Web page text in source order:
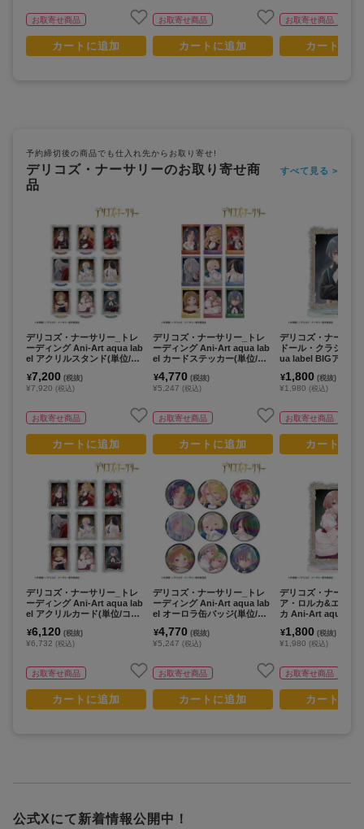
お取寄せ商品
カートに追加
お取寄せ商品
カートに追加
お取寄せ商品
カートに
予約締切後の商品でも仕入れ先からお取り寄せ!
デリコズ・ナーサリーのお取り寄せ商
品
すべて見る >
デリコズ・ナーサリー_トレ
ーディング Ani-Art aqua lab
el アクリルスタンド(単位/コ
ック入り】
¥7,200 (税抜)
¥7,920 (税込)
お取寄せ商品
カートに追加
デリコズ・ナーサリー_トレ
ーディング Ani-Art aqua lab
el アクリルカード(単位/コン
ク入り】
¥6,120 (税抜)
¥6,732 (税込)
お取寄せ商品
カートに追加
デリコズ・ナーサリー_トレ
ーディング Ani-Art aqua lab
el カードステッカー(単位/コ
ック入り】
¥4,770 (税抜)
¥5,247 (税込)
お取寄せ商品
カートに追加
デリコズ・ナーサリー_トレ
ーディング Ani-Art aqua lab
el オーロラ缶バッジ(単位/コ
ック入り】
¥4,770 (税抜)
¥5,247 (税込)
お取寄せ商品
カートに追加
デリコズ・ナーサリ
ドール・クラシコ
ua label BIGアクリ
¥1,800 (税抜)
¥1,980 (税込)
お取寄せ商品
カートに
デリコズ・ナーサリ
ア・ロルカ&エレー
カ Ani-Art aqua
¥1,800 (税抜)
¥1,980 (税込)
お取寄せ商品
カートに
公式Xにて新着情報公開中！